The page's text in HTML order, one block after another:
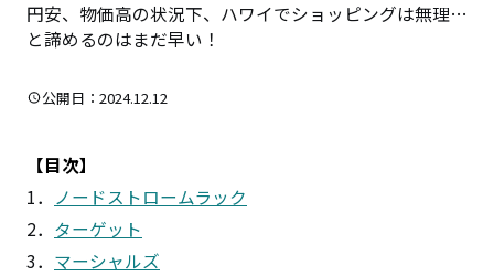
円安、物価高の状況下、ハワイでショッピングは無理…
と諦めるのはまだ早い！
公開日：2024.12.12
【目次】
1． ノードストロームラック
2． ターゲット
3． マーシャルズ